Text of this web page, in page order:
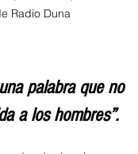
Radio Duna
palabra que no
a los hombres”.